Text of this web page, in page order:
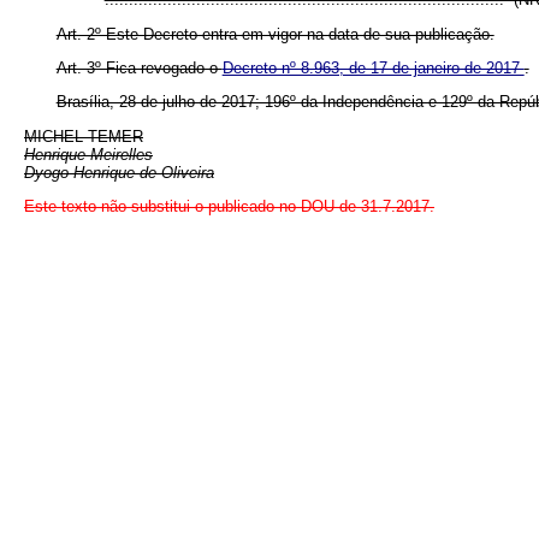
Art. 2º Este Decreto entra em vigor na data de sua publicação.
Art. 3º Fica revogado oDecreto nº 8.963, de 17 de janeiro de 2017.
Brasília, 28 de julho de 2017; 196º da Independência e 129º da
MICHEL TEMER
Henrique Meirelles
Dyogo Henrique de Oliveira
Este texto não substitui o publicado no DOU de 31.7.2017.